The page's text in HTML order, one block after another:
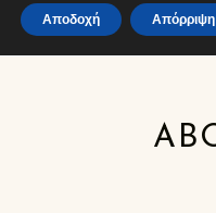
Αποδοχή Απόρριψη